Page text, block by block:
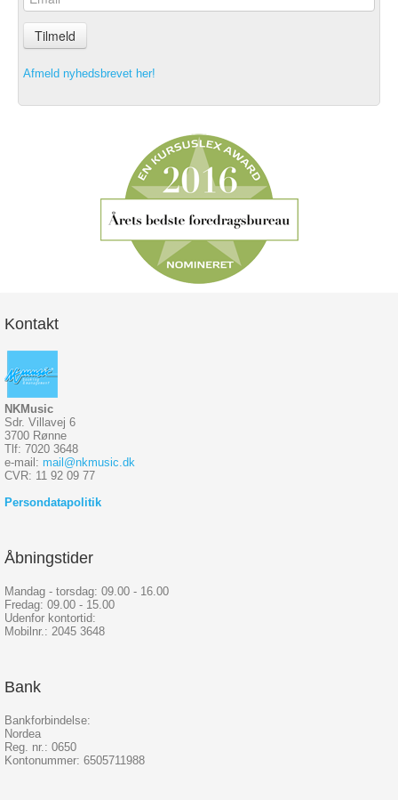
Tilmeld
Afmeld nyhedsbrevet her!
Kontakt
NKMusic
Sdr. Villavej 6
3700 Rønne
Tlf: 7020 3648
e-mail: mail@nkmusic.dk
CVR: 11 92 09 77
Persondatapolitik
Åbningstider
Mandag - torsdag: 09.00 - 16.00
Fredag: 09.00 - 15.00
Udenfor kontortid:
Mobilnr.: 2045 3648
Bank
Bankforbindelse:
Nordea
Reg. nr.: 0650
Kontonummer: 6505711988